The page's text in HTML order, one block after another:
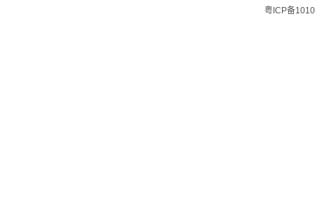
粤ICP备